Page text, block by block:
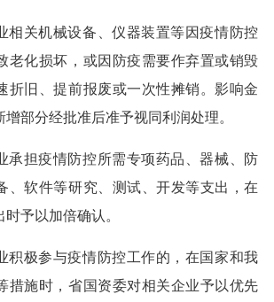
相关机械设备、仪器装置等因疫情防控
老化损坏，或因防疫需要作弃置或销毁
折旧、提前报废或一次性摊销。影响金
部分经批准后准予视同利润处理。
承担疫情防控所需专项药品、器械、防
、软件等研究、测试、开发等支出，在
予以加倍确认。
积极参与疫情防控工作的，在国家和我
措施时，省国资委对相关企业予以优先